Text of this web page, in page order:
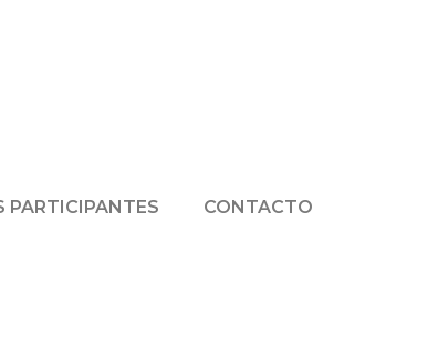
PARTICIPANTES CONTACTO